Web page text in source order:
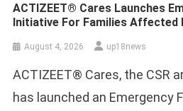
ACTIZEET® Cares Launches
Initiative For Families Affected
August 4, 2026 up18news
ACTIZEET® Cares, the CSR
has launched an Emergency